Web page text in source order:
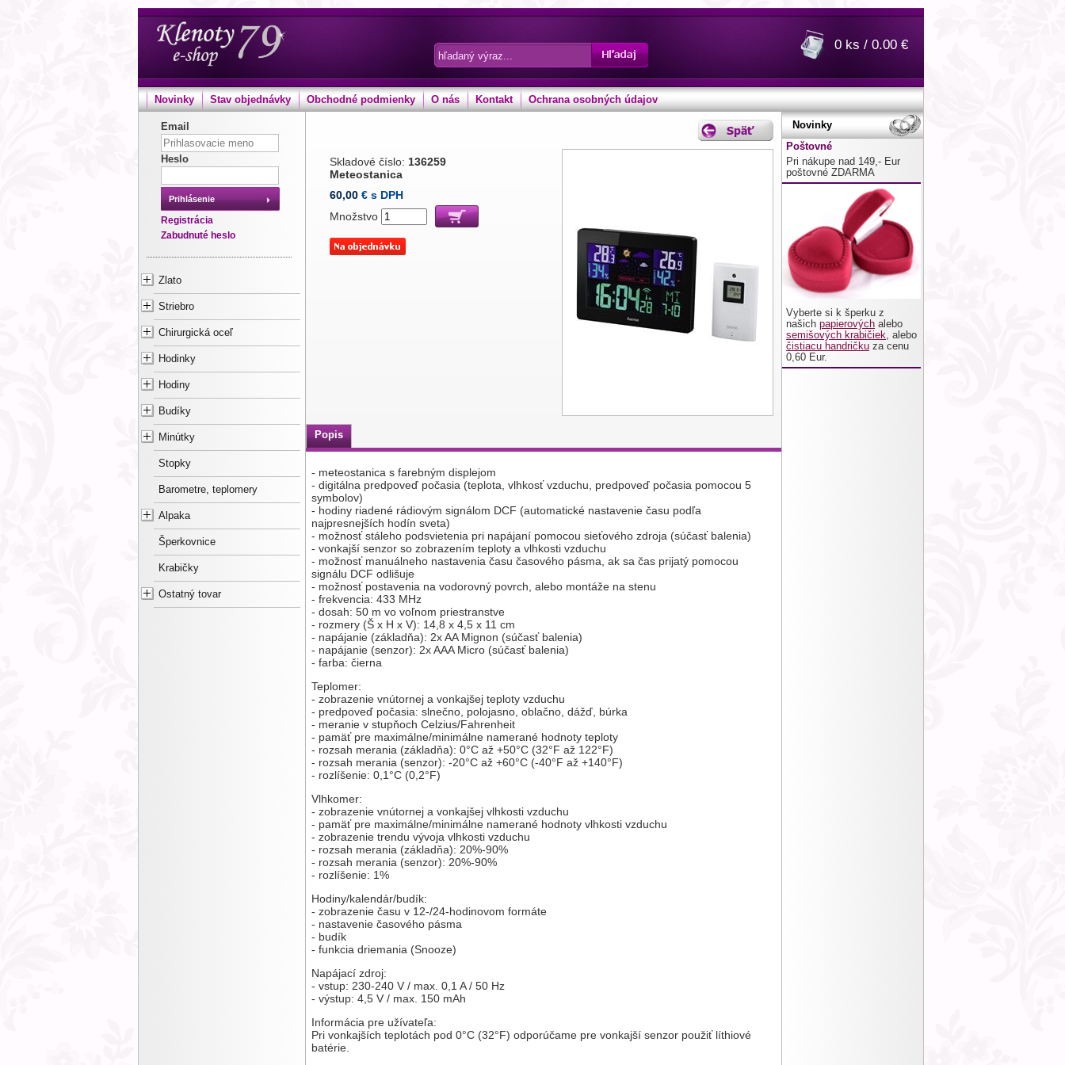
0 ks / 0.00 €
Novinky Stav objednávky Obchodné podmienky O nás Kontakt Ochrana osobných údajov
Email
Heslo
Prihlásenie
Registrácia
Zabudnuté heslo
Zlato
Striebro
Chirurgická oceľ
Hodinky
Hodiny
Budíky
Minútky
Stopky
Barometre, teplomery
Alpaka
Šperkovnice
Krabičky
Ostatný tovar
Skladové číslo: 136259
Meteostanica
60,00 € s DPH
Množstvo
Popis
- meteostanica s farebným displejom
- digitálna predpoveď počasia (teplota, vlhkosť vzduchu, predpoveď počasia pomocou 5
symbolov)
- hodiny riadené rádiovým signálom DCF (automatické nastavenie času podľa
najpresnejších hodín sveta)
- možnosť stáleho podsvietenia pri napájaní pomocou sieťového zdroja (súčasť balenia)
- vonkajší senzor so zobrazením teploty a vlhkosti vzduchu
- možnosť manuálneho nastavenia času časového pásma, ak sa čas prijatý pomocou
signálu DCF odlišuje
- možnosť postavenia na vodorovný povrch, alebo montáže na stenu
- frekvencia: 433 MHz
- dosah: 50 m vo voľnom priestranstve
- rozmery (Š x H x V): 14,8 x 4,5 x 11 cm
- napájanie (základňa): 2x AA Mignon (súčasť balenia)
- napájanie (senzor): 2x AAA Micro (súčasť balenia)
- farba: čierna
Teplomer:
- zobrazenie vnútornej a vonkajšej teploty vzduchu
- predpoveď počasia: slnečno, polojasno, oblačno, dážď, búrka
- meranie v stupňoch Celzius/Fahrenheit
- pamäť pre maximálne/minimálne namerané hodnoty teploty
- rozsah merania (základňa): 0°C až +50°C (32°F až 122°F)
- rozsah merania (senzor): -20°C až +60°C (-40°F až +140°F)
- rozlíšenie: 0,1°C (0,2°F)
Vlhkomer:
- zobrazenie vnútornej a vonkajšej vlhkosti vzduchu
- pamäť pre maximálne/minimálne namerané hodnoty vlhkosti vzduchu
- zobrazenie trendu vývoja vlhkosti vzduchu
- rozsah merania (základňa): 20%-90%
- rozsah merania (senzor): 20%-90%
- rozlíšenie: 1%
Hodiny/kalendár/budík:
- zobrazenie času v 12-/24-hodinovom formáte
- nastavenie časového pásma
- budík
- funkcia driemania (Snooze)
Napájací zdroj:
- vstup: 230-240 V / max. 0,1 A / 50 Hz
- výstup: 4,5 V / max. 150 mAh
Informácia pre užívateľa:
Pri vonkajších teplotách pod 0°C (32°F) odporúčame pre vonkajší senzor použiť líthiové
batérie.
Novinky
Poštovné
Pri nákupe nad 149,- Eur
poštovné ZDARMA
Vyberte si k šperku z
našich papierových alebo
semišových krabičiek, alebo
čistiacu handričku za cenu
0,60 Eur.